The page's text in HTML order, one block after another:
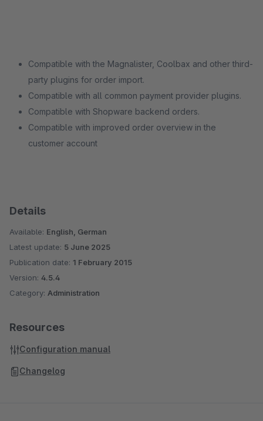
Compatible with the Magnalister, Coolbax and other third-
party plugins for order import.
Compatible with all common payment provider plugins.
Compatible with Shopware backend orders.
Compatible with improved order overview in the
customer account
Details
Available: English, German
Latest update: 5 June 2025
Publication date: 1 February 2015
Version: 4.5.4
Category: Administration
Resources
Configuration manual
Changelog